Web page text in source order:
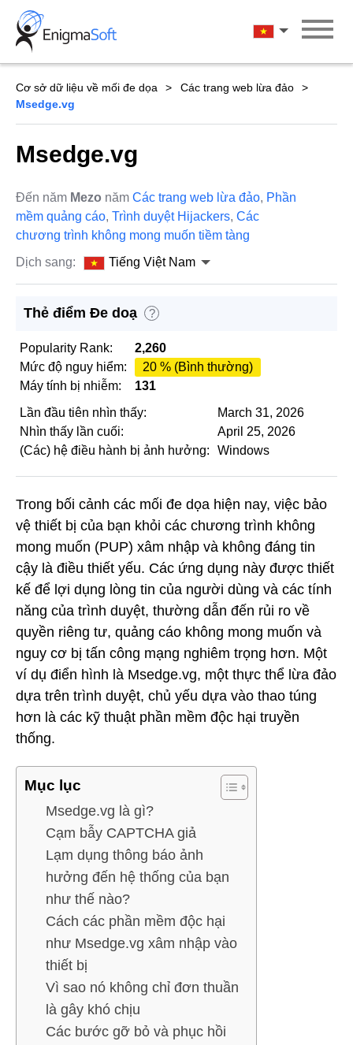
Skip
content
Tiếng Việt
Cơ sở dữ liệu về mối đe dọa
Các trang web lừa đảo
Msedge.vg
Msedge.vg
Đến năm Mezo năm Các trang web lừa đảo, Phần
mềm quảng cáo, Trình duyệt Hijackers, Các
chương trình không mong muốn tiềm tàng
Dịch sang:
Tiếng Việt Nam
Thẻ điểm Đe doạ ?
Popularity Rank:
2,260
Mức độ nguy hiểm:
20 % (Bình thường)
Máy tính bị nhiễm:
131
Lần đầu tiên nhìn thấy:
March 31, 2026
Nhìn thấy lần cuối:
April 25, 2026
(Các) hệ điều hành bị ảnh hưởng:
Windows
Trong bối cảnh các mối đe dọa hiện nay, việc bảo
vệ thiết bị của bạn khỏi các chương trình không
mong muốn (PUP) xâm nhập và không đáng tin
cậy là điều thiết yếu. Các ứng dụng này được thiết
kế để lợi dụng lòng tin của người dùng và các tính
năng của trình duyệt, thường dẫn đến rủi ro về
quyền riêng tư, quảng cáo không mong muốn và
nguy cơ bị tấn công mạng nghiêm trọng hơn. Một
ví dụ điển hình là Msedge.vg, một thực thể lừa đảo
dựa trên trình duyệt, chủ yếu dựa vào thao túng
hơn là các kỹ thuật phần mềm độc hại truyền
thống.
Mục lục
Msedge.vg là gì?
Cạm bẫy CAPTCHA giả
Lạm dụng thông báo ảnh
hưởng đến hệ thống của bạn
như thế nào?
Cách các phần mềm độc hại
như Msedge.vg xâm nhập vào
thiết bị
Vì sao nó không chỉ đơn thuần
là gây khó chịu
Các bước gỡ bỏ và phục hồi